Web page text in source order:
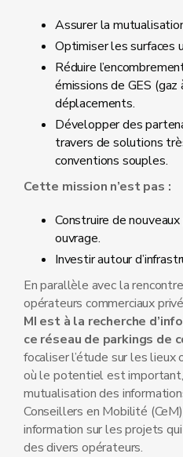
Assurer la
Optimiser les surfaces
Réduire
émissions de GES
déplacements.
Développer des
travers de solutions
conventions souples.
Cette mission n’est pas :
Construire de
ouvrage.
Investir autour
En parallèle avec la
opérateurs commerciaux
MI est à la recherche
ce réseau de parkings de
focaliser l’étude sur les
où le potentiel est
mutualisation des
Conseillers en Mobilité
information sur les projets
des divers opérateurs.